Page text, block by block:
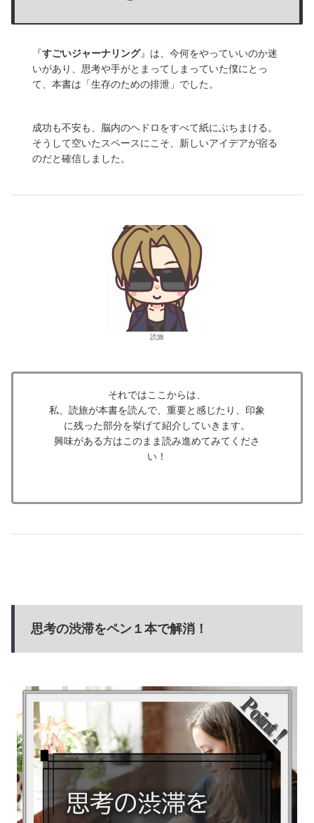
『すごいジャーナリング』は、今何をやっていいのか迷
いがあり、思考や手がとまってしまっていた僕にとっ
て、本書は「生存のための排泄」でした。
成功も不安も、脳内のヘドロをすべて紙にぶちまける。
そうして空いたスペースにこそ、新しいアイデアが宿る
のだと確信しました。
読旅
それではここからは、
私、読旅が本書を読んで、重要と感じたり、印象
に残った部分を挙げて紹介していきます。
興味がある方はこのまま読み進めてみてくださ
い！
思考の渋滞をペン１本で解消！